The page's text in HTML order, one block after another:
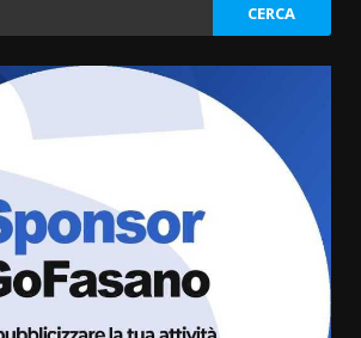
Fasanese ferito a colpi di arma
6 Agosto 2026 18:13
Carta d’identità: continua il piano
di aperture straordinarie del
Comune di Fasano